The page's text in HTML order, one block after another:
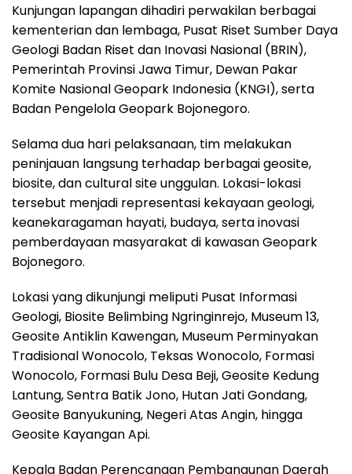
Kunjungan lapangan dihadiri perwakilan berbagai
kementerian dan lembaga, Pusat Riset Sumber Daya
Geologi Badan Riset dan Inovasi Nasional (BRIN),
Pemerintah Provinsi Jawa Timur, Dewan Pakar
Komite Nasional Geopark Indonesia (KNGI), serta
Badan Pengelola Geopark Bojonegoro.
Selama dua hari pelaksanaan, tim melakukan
peninjauan langsung terhadap berbagai geosite,
biosite, dan cultural site unggulan. Lokasi-lokasi
tersebut menjadi representasi kekayaan geologi,
keanekaragaman hayati, budaya, serta inovasi
pemberdayaan masyarakat di kawasan Geopark
Bojonegoro.
Lokasi yang dikunjungi meliputi Pusat Informasi
Geologi, Biosite Belimbing Ngringinrejo, Museum 13,
Geosite Antiklin Kawengan, Museum Perminyakan
Tradisional Wonocolo, Teksas Wonocolo, Formasi
Wonocolo, Formasi Bulu Desa Beji, Geosite Kedung
Lantung, Sentra Batik Jono, Hutan Jati Gondang,
Geosite Banyukuning, Negeri Atas Angin, hingga
Geosite Kayangan Api.
Kepala Badan Perencanaan Pembangunan Daerah